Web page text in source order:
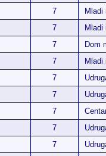
7 Mladi
7 Mladi
7 Dom
7
7
7
7
7
7